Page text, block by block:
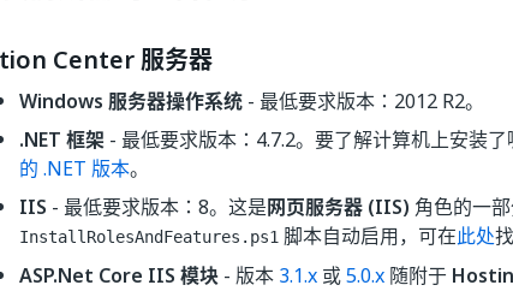
Center 服务器
Windows 服务器操作系统 - 最低要求版本：2012 R2。
.NET 框架 - 最低要求版本：4.7.2。要了解计算机上安装
的 .NET 版本。
IIS - 最低要求版本：8。这是网页服务器 (IIS) 角色的一
InstallRolesAndFeatures.ps1 脚本自动启用，可在此处
ASP.Net Core IIS 模块 - 版本 3.1.x 或5.0.x 随附于